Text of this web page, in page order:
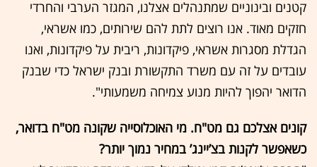
קטנים ובינוניים שמתנהלים אצלנו, המגזר הערבי והחרדי
חזקים מאוד. אנו רוצים לתת להם שירותים, כמו אשראי,
הגדלת מסגרות אשראי, פיקדונות, ריבית על פיקדונות, ואנו
עובדים על זה עם משרד התקשורת ובנק ישראל כדי שבנק
הדואר יהפוך להיות מנוע צמיחה משמעותי".
קונים אצלכם גם מט"ח. מי האוכלוסייה שקונה מט"ח בדואר,
כשאפשר לקנות בצ’יינג’ במחיר נמוך יותר?